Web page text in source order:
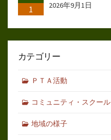
1
2026年9月1日
カテゴリー
ＰＴＡ活動
コミュニティ・スクール
地域の様子